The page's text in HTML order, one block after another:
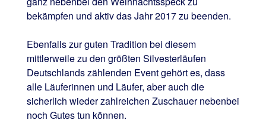
bekämpfen und aktiv das Jahr 2017 zu beenden.
Ebenfalls zur guten Tradition bei diesem
mittlerweile zu den größten Silvesterläufen
Deutschlands zählenden Event gehört es, dass
alle Läuferinnen und Läufer, aber auch die
sicherlich wieder zahlreichen Zuschauer nebenbei
noch Gutes tun können.